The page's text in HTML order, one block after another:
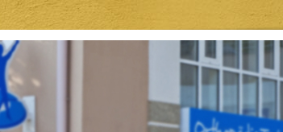
Direkt zum Inhalt